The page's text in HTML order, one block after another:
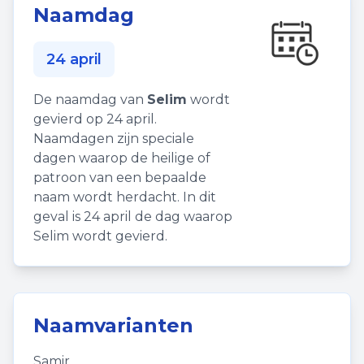
Naamdag
24 april
De naamdag van Selim wordt
gevierd op 24 april.
Naamdagen zijn speciale
dagen waarop de heilige of
patroon van een bepaalde
naam wordt herdacht. In dit
geval is 24 april de dag waarop
Selim wordt gevierd.
Naamvarianten